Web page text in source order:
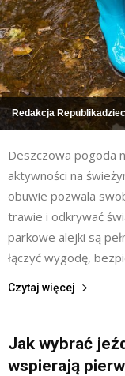
Redakcja
Deszczowa pogoda
aktywności na
obuwie pozwala
trawie i odkrywać
parkowe alejki są
łączyć wygodę,
Czytaj więcej
Jak wybrać
wspierają